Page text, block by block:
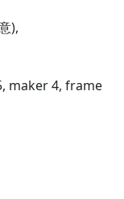
),
maker 4, frame